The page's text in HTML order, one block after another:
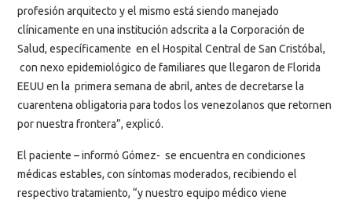
profesión arquitecto y el mismo está siendo manejado
clínicamente en una institución adscrita a la Corporación de
Salud, específicamente en el Hospital Central de San Cristóbal,
con nexo epidemiológico de familiares que llegaron de Florida
EEUU en la primera semana de abril, antes de decretarse la
cuarentena obligatoria para todos los venezolanos que retornen
por nuestra frontera”, explicó.
El paciente – informó Gómez- se encuentra en condiciones
médicas estables, con síntomas moderados, recibiendo el
respectivo tratamiento, “y nuestro equipo médico viene